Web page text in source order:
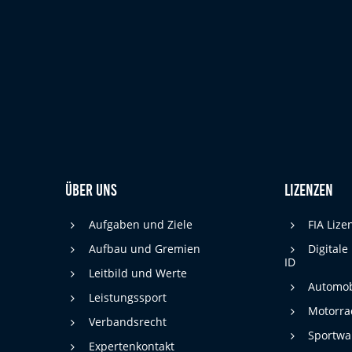
Über uns
Aufgaben und Ziele
Aufbau und Gremien
Leitbild und Werte
Leistungssport
Verbandsrecht
Expertenkontakt
Lizenzen
FIA
Digitale
ID